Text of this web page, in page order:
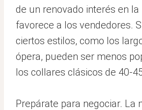
de un renovado interés en
favorece a los vendedores.
ciertos estilos, como los
ópera, pueden ser menos
los collares clásicos de 40-
Prepárate para negociar. La